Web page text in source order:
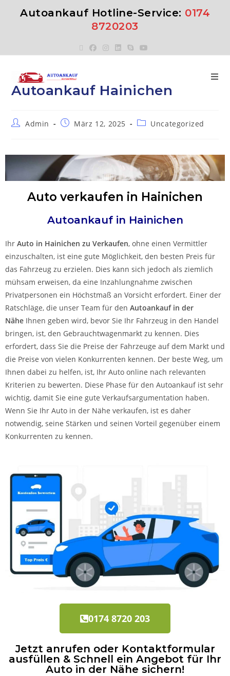
Autoankauf Hotline-Service: 0174
8720203
Autoankauf Hainichen
Admin März 12, 2025 Uncategorized
Auto verkaufen in Hainichen
Autoankauf in Hainichen
Ihr Auto in Hainichen zu Verkaufen, ohne einen Vermittler
einzuschalten, ist eine gute Möglichkeit, den besten Preis für
das Fahrzeug zu erzielen. Dies kann sich jedoch als ziemlich
mühsam erweisen, da eine Inzahlungnahme zwischen
Privatpersonen ein Höchstmaß an Vorsicht erfordert. Einer der
Ratschläge, die unser Team für den Autoankauf in der
Nähe Ihnen geben wird, bevor Sie Ihr Fahrzeug in den Handel
bringen, ist, den Gebrauchtwagenmarkt zu kennen. Dies
erfordert, dass Sie die Preise der Fahrzeuge auf dem Markt und
die Preise von vielen Konkurrenten kennen. Der beste Weg, um
Ihnen dabei zu helfen, ist, Ihr Auto online nach relevanten
Kriterien zu bewerten. Diese Phase für den Autoankauf ist sehr
wichtig, damit Sie eine gute Verkaufsargumentation haben.
Wenn Sie Ihr Auto in der Nähe verkaufen, ist es daher
notwendig, seine Stärken und seinen Vorteil gegenüber einem
Konkurrenten zu kennen.
0174 8720 203
Jetzt anrufen oder Kontaktformular
ausfüllen & Schnell ein Angebot für Ihr
Auto in der Nähe sichern!